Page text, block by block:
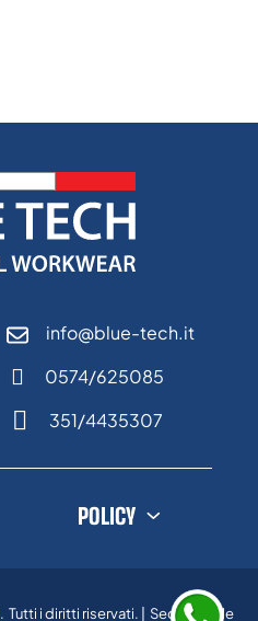
info@blue-tech.it
0574/625085
351/4435307
POLICY
. Tutti i diritti riservati. | Sede Legale